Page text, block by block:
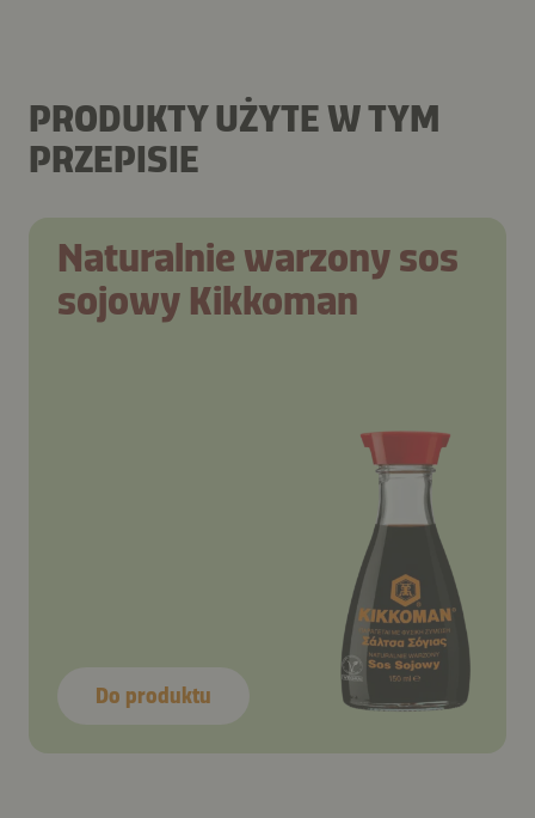
PRODUKTY UŻYTE W TYM
PRZEPISIE
Naturalnie warzony sos
sojowy Kikkoman
Do produktu